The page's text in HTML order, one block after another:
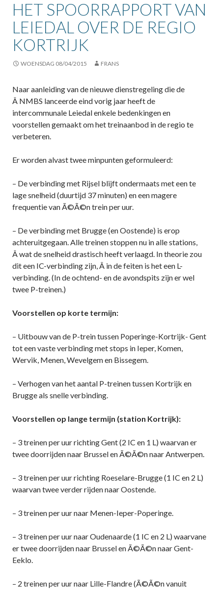
HET SPOORRAPPORT VAN
LEIEDAL OVER DE REGIO
KORTRIJK
WOENSDAG 08/04/2015 FRANS
Naar aanleiding van de nieuwe dienstregeling die de
Â NMBS lanceerde eind vorig jaar heeft de
intercommunale Leiedal enkele bedenkingen en
voorstellen gemaakt om het treinaanbod in de regio te
verbeteren.
Er worden alvast twee minpunten geformuleerd:
– De verbinding met Rijsel blijft ondermaats met een te
lage snelheid (duurtijd 37 minuten) en een magere
frequentie van Ã©Ã©n trein per uur.
– De verbinding met Brugge (en Oostende) is erop
achteruitgegaan. Alle treinen stoppen nu in alle stations,
Â wat de snelheid drastisch heeft verlaagd. In theorie zou
dit een IC-verbinding zijn, Â in de feiten is het een L-
verbinding. (In de ochtend- en de avondspits zijn er wel
twee P-treinen.)
Voorstellen op korte termijn:
– Uitbouw van de P-trein tussen Poperinge-Kortrijk- Gent
tot een vaste verbinding met stops in Ieper, Komen,
Wervik, Menen, Wevelgem en Bissegem.
– Verhogen van het aantal P-treinen tussen Kortrijk en
Brugge als snelle verbinding.
Voorstellen op lange termijn (station Kortrijk):
– 3 treinen per uur richting Gent (2 IC en 1 L) waarvan er
twee doorrijden naar Brussel en Ã©Ã©n naar Antwerpen.
– 3 treinen per uur richting Roeselare-Brugge (1 IC en 2 L)
waarvan twee verder rijden naar Oostende.
– 3 treinen per uur naar Menen-Ieper-Poperinge.
– 3 treinen per uur naar Oudenaarde (1 IC en 2 L) waarvane
er twee doorrijden naar Brussel en Ã©Ã©n naar Gent-
Eeklo.
– 2 treinen per uur naar Lille-Flandre (Ã©Ã©n vanuit